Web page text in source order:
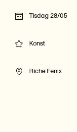
Tisdag 28/05
Konst
Riche Fenix